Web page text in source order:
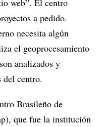
web”. El centro
a pedido.
necesita algún
el geoprocesamiento
analizados y
del centro.
Brasileño de
que fue la institución